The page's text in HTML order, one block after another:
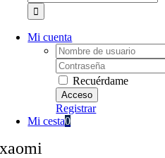
Mi cuenta
Username:
Password:
Recuérdame
Registrar
Mi cesta0
xaomi